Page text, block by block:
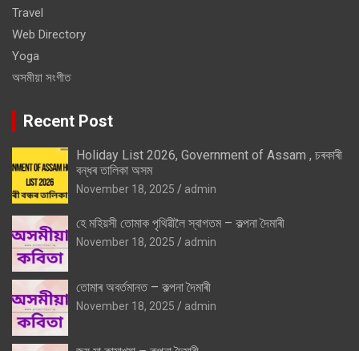
Travel
Web Directory
Yoga
অসমীয়া সংগীত
Recent Post
Holiday List 2026, Government of Assam , চৰকাৰী
বন্ধৰ তালিকা অসম
November 18, 2025 admin
হে মহিয়সী তোমাক পৃথিৱীলৈ স্বাগতম – কল্পনা দৈমাৰী
November 18, 2025 admin
তোমাৰ অবৰ্তমানত – কল্পনা দৈমাৰী
November 18, 2025 admin